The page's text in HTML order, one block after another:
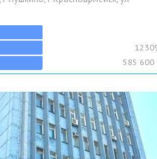
585 600